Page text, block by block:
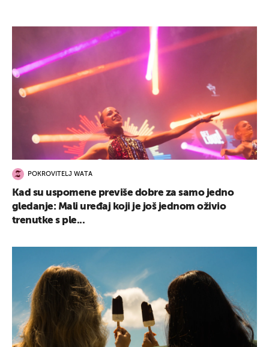
POKROVITELJ WATA
Kad su uspomene previše dobre za samo jedno
gledanje: Mali uređaj koji je još jednom oživio
trenutke s ple...